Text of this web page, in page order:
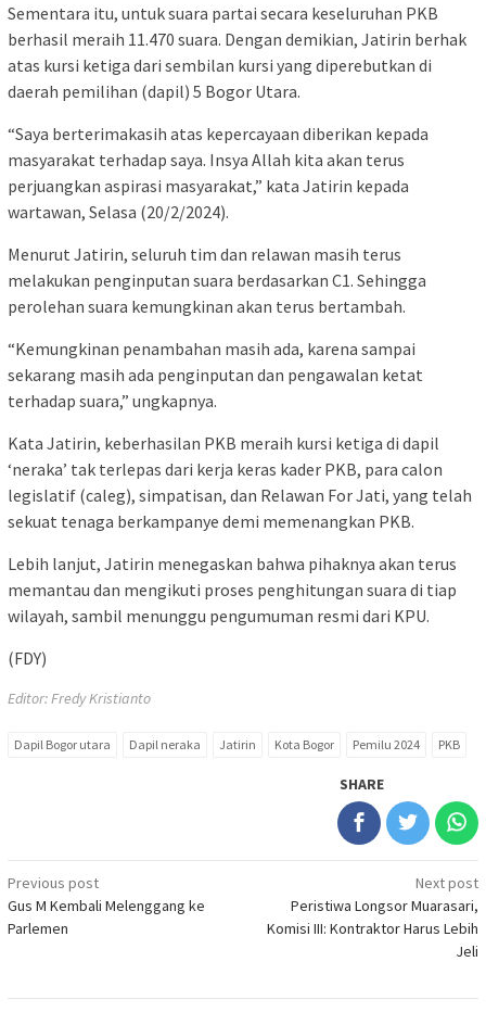
Sementara itu, untuk suara partai secara keseluruhan PKB
berhasil meraih 11.470 suara. Dengan demikian, Jatirin berhak
atas kursi ketiga dari sembilan kursi yang diperebutkan di
daerah pemilihan (dapil) 5 Bogor Utara.
“Saya berterimakasih atas kepercayaan diberikan kepada
masyarakat terhadap saya. Insya Allah kita akan terus
perjuangkan aspirasi masyarakat,” kata Jatirin kepada
wartawan, Selasa (20/2/2024).
Menurut Jatirin, seluruh tim dan relawan masih terus
melakukan penginputan suara berdasarkan C1. Sehingga
perolehan suara kemungkinan akan terus bertambah.
“Kemungkinan penambahan masih ada, karena sampai
sekarang masih ada penginputan dan pengawalan ketat
terhadap suara,” ungkapnya.
Kata Jatirin, keberhasilan PKB meraih kursi ketiga di dapil
‘neraka’ tak terlepas dari kerja keras kader PKB, para calon
legislatif (caleg), simpatisan, dan Relawan For Jati, yang telah
sekuat tenaga berkampanye demi memenangkan PKB.
Lebih lanjut, Jatirin menegaskan bahwa pihaknya akan terus
memantau dan mengikuti proses penghitungan suara di tiap
wilayah, sambil menunggu pengumuman resmi dari KPU.
(FDY)
Editor: Fredy Kristianto
Dapil Bogor utara Dapil neraka Jatirin Kota Bogor Pemilu 2024 PKB
SHARE
Post
navigation
Previous post
Gus M Kembali Melenggang ke
Parlemen
Next post
Peristiwa Longsor Muarasari,
Komisi III: Kontraktor Harus Lebih
Jeli